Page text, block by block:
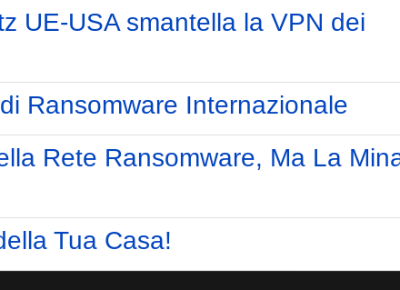
UE-USA smantella la VPN dei
Ransomware Internazionale
Rete Ransomware, Ma La
Tua Casa!